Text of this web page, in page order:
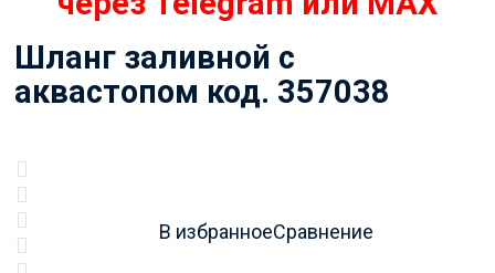
Шланг заливной с
аквастопом код. 357038
В избранноеСравнение